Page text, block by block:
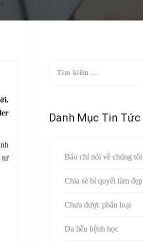
tư
Danh Mục Tin Tức
Báo chí nói về chúng tôi
Chia sẻ bí quyết làm đẹp
Chưa được phân loại
Da liễu bệnh học